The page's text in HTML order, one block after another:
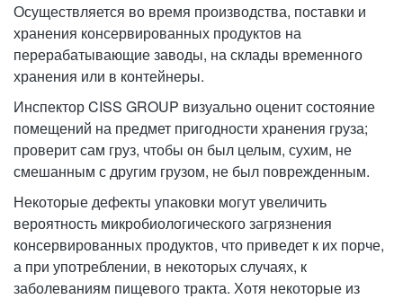
Осуществляется во время производства, поставки и
хранения консервированных продуктов на
перерабатывающие заводы, на склады временного
хранения или в контейнеры.
Инспектор CISS GROUP визуально оценит состояние
помещений на предмет пригодности хранения груза;
проверит сам груз, чтобы он был целым, сухим, не
смешанным с другим грузом, не был поврежденным.
Некоторые дефекты упаковки могут увеличить
вероятность микробиологического загрязнения
консервированных продуктов, что приведет к их порче,
а при употреблении, в некоторых случаях, к
заболеваниям пищевого тракта. Хотя некоторые из